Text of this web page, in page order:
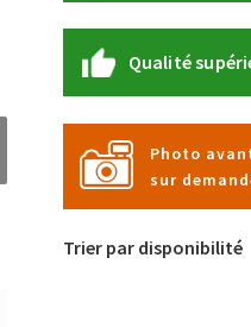
Qualité
Photo
sur
Trier par disponibilité